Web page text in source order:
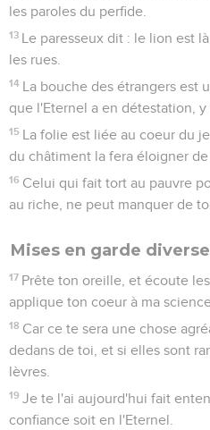
les paroles du perfide.
13 Le paresseux dit : le lion est
les rues.
14 La bouche des étrangers est
que l'Eternel a en détestation, y
15 La folie est liée au coeur du
du châtiment la fera éloigner de
16 Celui qui fait tort au pauvre
au riche, ne peut manquer de
Mises en garde
17 Prête ton oreille, et écoute
applique ton coeur à ma
18 Car ce te sera une chose
dedans de toi, et si elles sont
lèvres.
19 Je te l'ai aujourd'hui fait
confiance soit en l'Eternel.